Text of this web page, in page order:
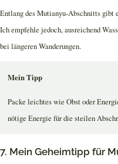
Entlang des Mutianyu-Abschnitts gibt
Ich empfehle jedoch, ausreichend
bei längeren Wanderungen.
Mein Tipp
Packe leichtes wie Obst oder
nötige Energie für die steilen
7. Mein Geheimtipp für